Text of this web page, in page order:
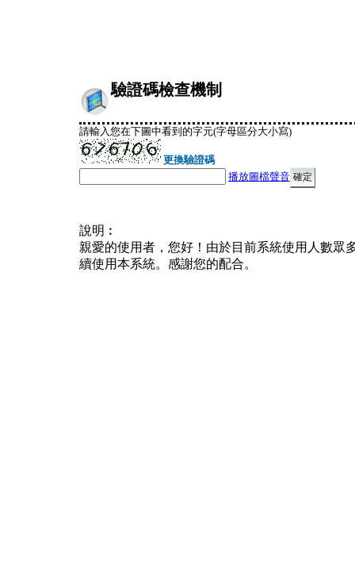
驗證碼檢查機制
請輸入您在下圖中看到的字元(字母區分大小寫)
更換驗證碼
播放圖檔聲音
說明︰
親愛的使用者，您好！由於目前系統使用人數眾
續使用本系統。感謝您的配合。